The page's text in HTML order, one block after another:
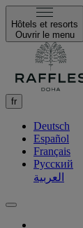
Hôtels et resorts
Ouvrir le menu
fr
Deutsch
Español
Français
Русский
العربية